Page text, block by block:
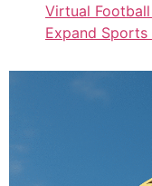
Virtual
Expand